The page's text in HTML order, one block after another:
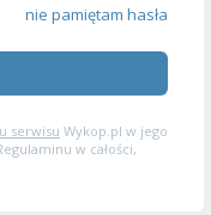
nie pamiętam hasła
serwisu Wykop.pl w jego
w całości,